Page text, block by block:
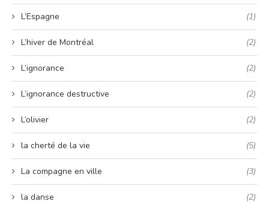
L’Espagne (1)
L’hiver de Montréal (2)
L’ignorance (2)
L’ignorance destructive (2)
L’olivier (2)
la cherté de la vie (5)
La compagne en ville (3)
la danse (2)